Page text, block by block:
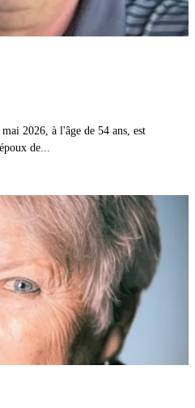
2026, à l'âge de 54 ans, est
de...